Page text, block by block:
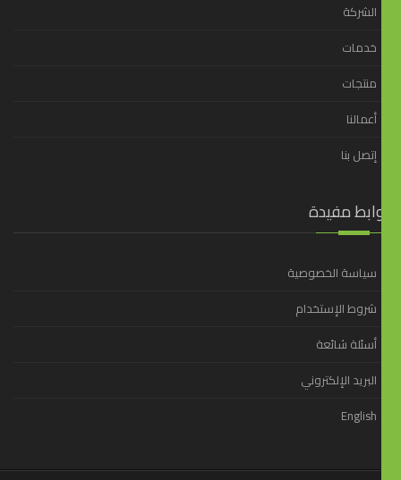
الشركة
خدمات
منتجات
أعمالنا
إتصل بنا
مفيدة
سياسة الخصوصية
شروط الإستخدام
أسئلة شائعة
البريد الإلكتروني
English